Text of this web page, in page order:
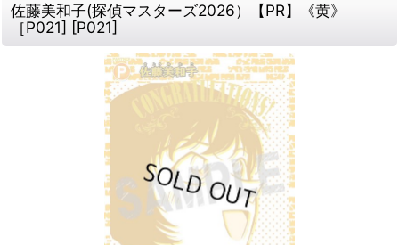
佐藤美和子(探偵マスターズ2026）【PR】《黄》
［P021] [P021]